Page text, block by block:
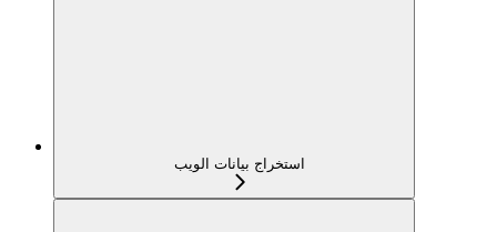
استخراج بيانات الويب